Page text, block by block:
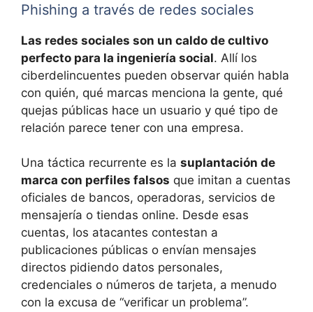
Phishing a través de redes sociales
Las redes sociales son un caldo de cultivo
perfecto para la ingeniería social. Allí los
ciberdelincuentes pueden observar quién habla
con quién, qué marcas menciona la gente, qué
quejas públicas hace un usuario y qué tipo de
relación parece tener con una empresa.
Una táctica recurrente es la suplantación de
marca con perfiles falsos que imitan a cuentas
oficiales de bancos, operadoras, servicios de
mensajería o tiendas online. Desde esas
cuentas, los atacantes contestan a
publicaciones públicas o envían mensajes
directos pidiendo datos personales,
credenciales o números de tarjeta, a menudo
con la excusa de “verificar un problema”.